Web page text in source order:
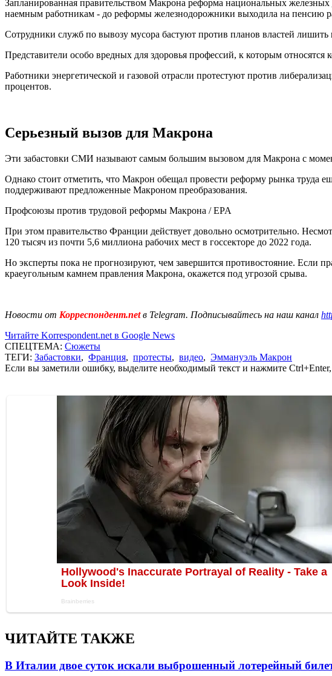
Запланированная правительством Макрона реформа национальных
наемным работникам - до реформы железнодорожники выходила на пенсию
Сотрудники служб по вывозу мусора бастуют против планов властей
Представители особо вредных для здоровья профессий, к которым
Работники энергетической и газовой отрасли протестуют против
процентов.
Серьезный вызов для Макрона
Эти забастовки СМИ называют самым большим вызовом для Макрона с
Однако стоит отметить, что Макрон обещал провести реформу рынка труда
поддерживают предложенные Макроном преобразования.
Профсоюзы против трудовой реформы Макрона / EPA
При этом правительство Франции действует довольно осмотрительно.
120 тысяч из почти 5,6 миллиона рабочих мест в госсекторе до 2022 года.
Но эксперты пока не прогнозируют, чем завершится противостояние. Если
краеугольным камнем правления Макрона, окажется под угрозой срыва.
Новости от Корреспондент.netв Telegram. Подписывайтесь на наш канал
Читайте Korrespondent.net в Google News
СПЕЦТЕМА: Сюжеты
ТЕГИ: Забастовки, Франция, протесты, видео, Эммануэль Макрон
Если вы заметили ошибку, выделите необходимый текст и нажмите
ЧИТАЙТЕ ТАКЖЕ
В Италии двое суток искали выброшенный лотерейный